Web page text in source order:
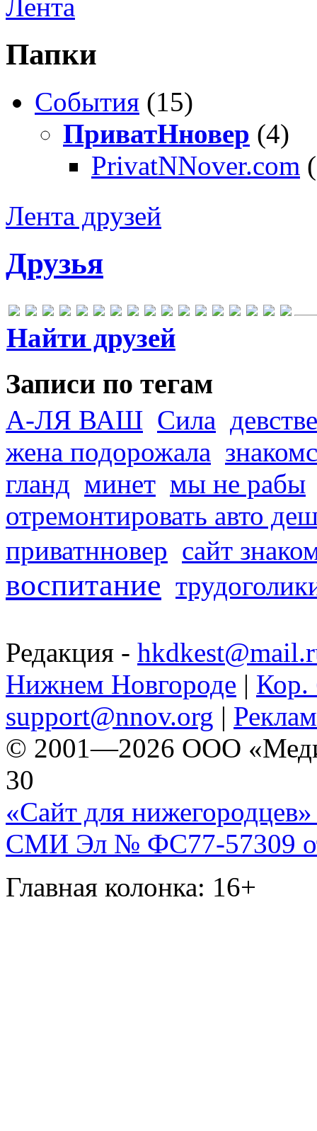
Лента
Папки
События (15)
ПриватНновер (4)
PrivatNNover.com
Лента друзей
Друзья
Найти друзей
Записи по тегам
А-ЛЯ ВАШ Сила
жена подорожала
гланд минет мы не рабы
отремонтировать авто
приватнновер сайт
воспитание
Редакция -
Нижнем Новгороде | Кор.
support@nnov.org |
© 2001—2026 ООО
30
«Сайт для нижегородцев»
СМИ Эл № ФС77-57309
Главная колонка: 16+